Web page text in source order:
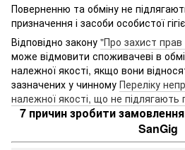
Поверненню та обміну не
призначення і засоби особистої
Відповідно закону "Про захист
може відмовити споживачеві в
належної якості, якщо вони
зазначених у чинному Переліку
належної якості, що не
7 причин зробити
SanGig